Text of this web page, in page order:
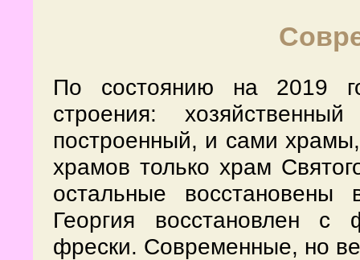
По состоянию на 2019
строения:
построенный, и сами
храмов только храм
остальные
Георгия восстановлен
фрески. Современные, но